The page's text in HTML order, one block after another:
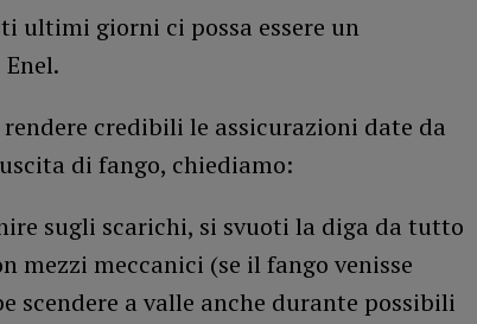
ultimi giorni ci possa essere un
rendere credibili le assicurazioni date da
di fango, chiediamo:
sugli scarichi, si svuoti la diga da tutto
mezzi meccanici (se il fango venisse
scendere a valle anche durante possibili